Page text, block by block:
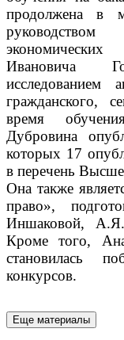
продолжена в
Ивановича
исследованием
гражданского,
время
Дубровина
которых 17
в перечень
Она также
право»,
Иншаковой,
Кроме того,
становилась
конкурсов.
Еще материалы